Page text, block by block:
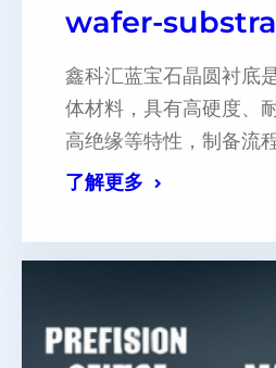
wafer-
鑫科汇蓝宝石晶圆衬底
体材料，具有高硬度、
高绝缘等特性，制备流
了解更多